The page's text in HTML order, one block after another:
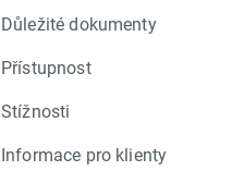
Důležité dokumenty
Přístupnost
Stížnosti
Informace pro klienty